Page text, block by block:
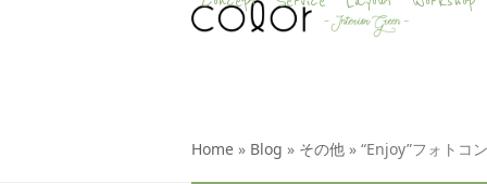
Home » Blog » その他 » “Enjoy”フォトコ